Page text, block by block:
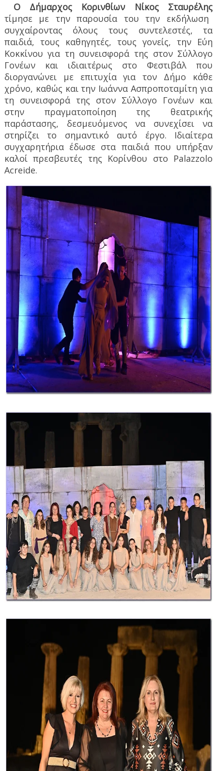
Ο Δήμαρχος Κορινθίων Νίκος Σταυρέλης
τίμησε με την παρουσία του την εκδήλωση
συγχαίροντας όλους τους συντελεστές, τα
παιδιά, τους καθηγητές, τους γονείς, την Εύη
Κοκκίνου για τη συνεισφορά της στον Σύλλογο
Γονέων και ιδιαιτέρως στο Φεστιβάλ που
διοργανώνει με επιτυχία για τον Δήμο κάθε
χρόνο, καθώς και την Ιωάννα Ασπροποταμίτη για
τη συνεισφορά της στον Σύλλογο Γονέων και
στην πραγματοποίηση της θεατρικής
παράστασης, δεσμευόμενος να συνεχίσει να
στηρίζει το σημαντικό αυτό έργο. Ιδιαίτερα
συγχαρητήρια έδωσε στα παιδιά που υπήρξαν
καλοί πρεσβευτές της Κορίνθου στο Palazzolo
Acreide.